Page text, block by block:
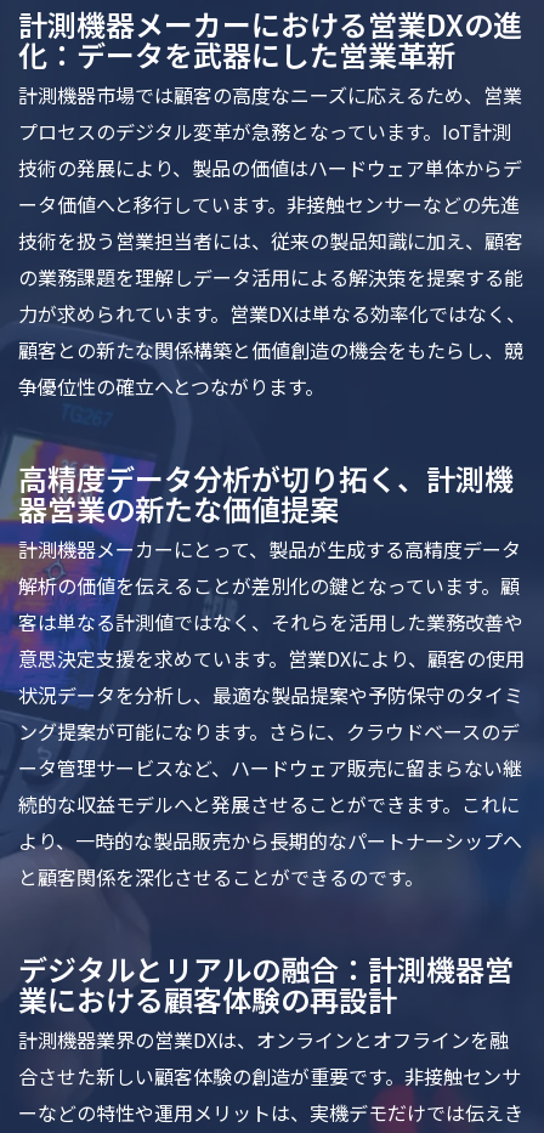
計測機器メーカーにおける営業DXの進
化：データを武器にした営業革新
計測機器市場では顧客の高度なニーズに応えるため、営業
プロセスのデジタル変革が急務となっています。IoT計測
技術の発展により、製品の価値はハードウェア単体からデ
ータ価値へと移行しています。非接触センサーなどの先進
技術を扱う営業担当者には、従来の製品知識に加え、顧客
の業務課題を理解しデータ活用による解決策を提案する能
力が求められています。営業DXは単なる効率化ではなく、
顧客との新たな関係構築と価値創造の機会をもたらし、競
争優位性の確立へとつながります。
高精度データ分析が切り拓く、計測機
器営業の新たな価値提案
計測機器メーカーにとって、製品が生成する高精度データ
解析の価値を伝えることが差別化の鍵となっています。顧
客は単なる計測値ではなく、それらを活用した業務改善や
意思決定支援を求めています。営業DXにより、顧客の使用
状況データを分析し、最適な製品提案や予防保守のタイミ
ング提案が可能になります。さらに、クラウドベースのデ
ータ管理サービスなど、ハードウェア販売に留まらない継
続的な収益モデルへと発展させることができます。これに
より、一時的な製品販売から長期的なパートナーシップへ
と顧客関係を深化させることができるのです。
デジタルとリアルの融合：計測機器営
業における顧客体験の再設計
計測機器業界の営業DXは、オンラインとオフラインを融
合させた新しい顧客体験の創造が重要です。非接触センサ
ーなどの特性や運用メリットは、実機デモだけでは伝えき